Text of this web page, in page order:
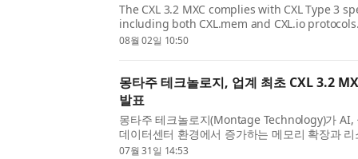
The CXL 3.2 MXC complies with CXL Type 3
including both CXL.mem and CXL.io
with PCIe® 6.x and CXL 3.2 protocol
08월 02일 10:50
몽타주 테크놀로지, 업계 최초 CXL 3.2
발표
몽타주 테크놀로지(Montage Technology)가 AI,
데이터센터 환경에서 증가하는 메모리 확장과
응하도록 설계된 CXL® 3.2 메모리 익스팬더 컨
07월 31일 14:53